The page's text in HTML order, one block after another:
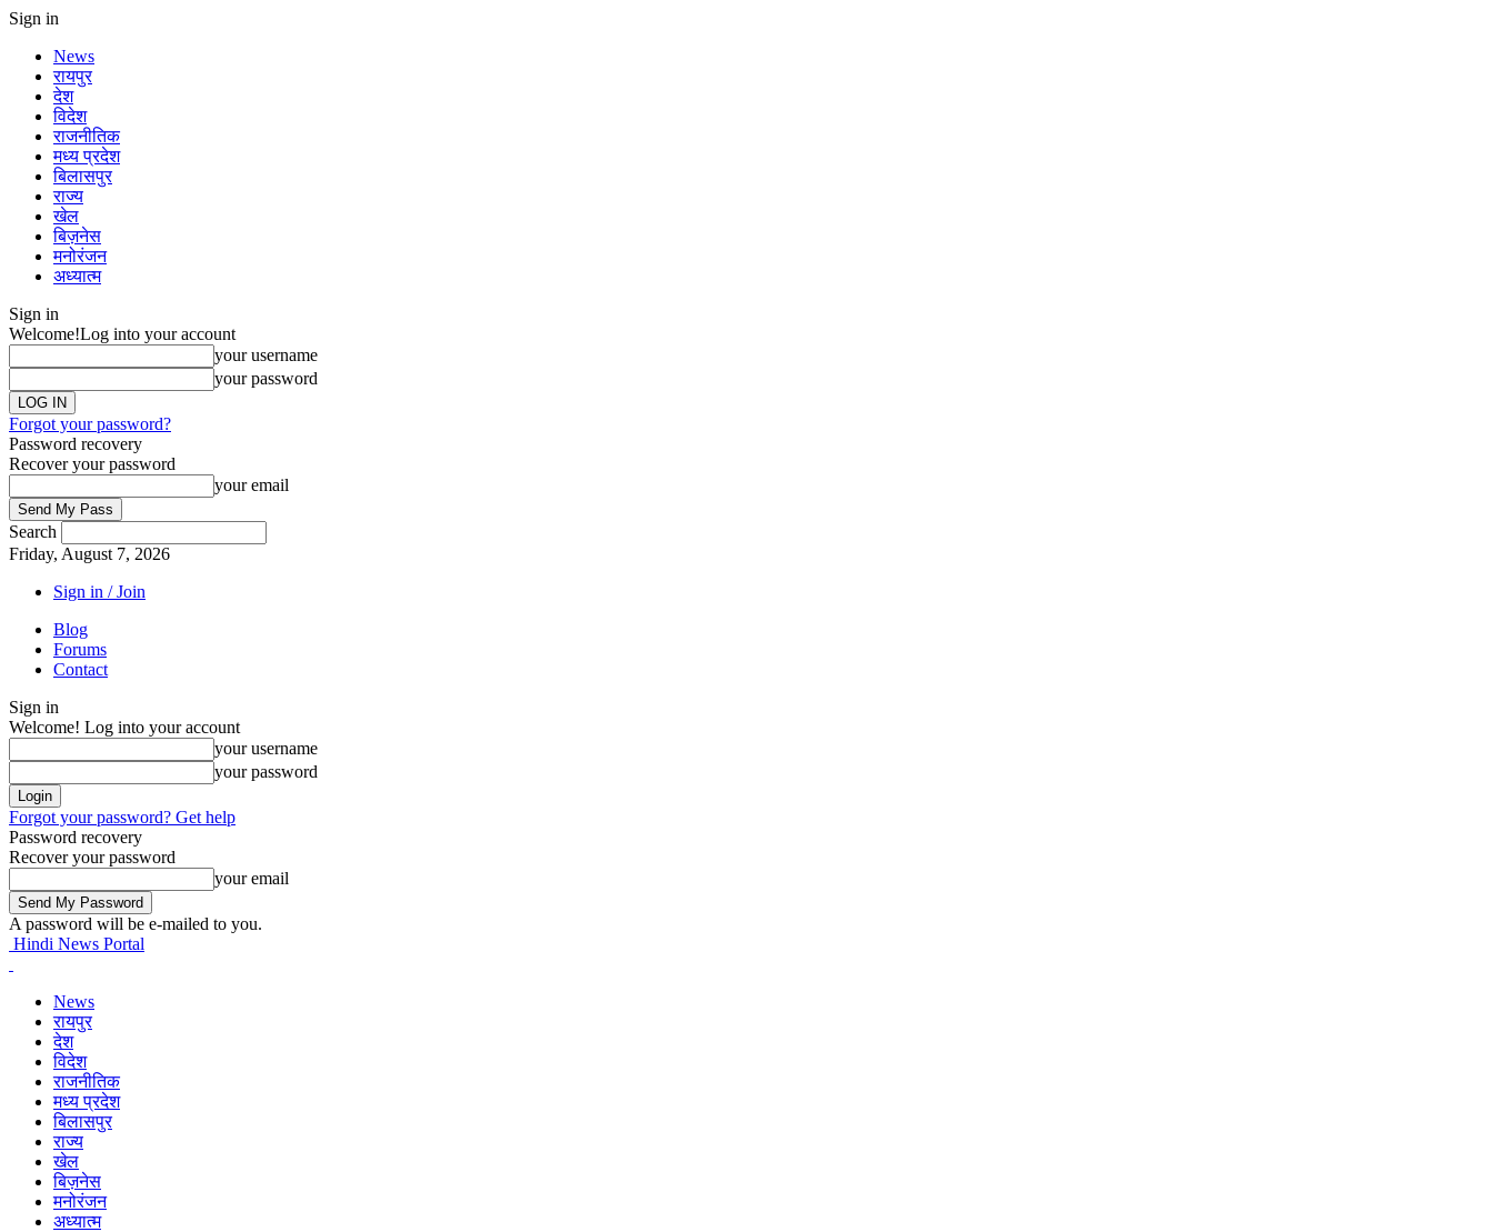
Sign in
News
रायपुर
देश
विदेश
राजनीतिक
मध्य प्रदेश
बिलासपुर
राज्य
खेल
बिज़नेस
मनोरंजन
अध्यात्म
Sign in
Welcome!Log into your account
your username
your password
Forgot your password?
Password recovery
Recover your password
your email
Search
Friday, August 7, 2026
Sign in / Join
Blog
Forums
Contact
Sign in
Welcome! Log into your account
your username
your password
Forgot your password? Get help
Password recovery
Recover your password
your email
A password will be e-mailed to you.
Hindi News Portal
News
रायपुर
देश
विदेश
राजनीतिक
मध्य प्रदेश
बिलासपुर
राज्य
खेल
बिज़नेस
मनोरंजन
अध्यात्म